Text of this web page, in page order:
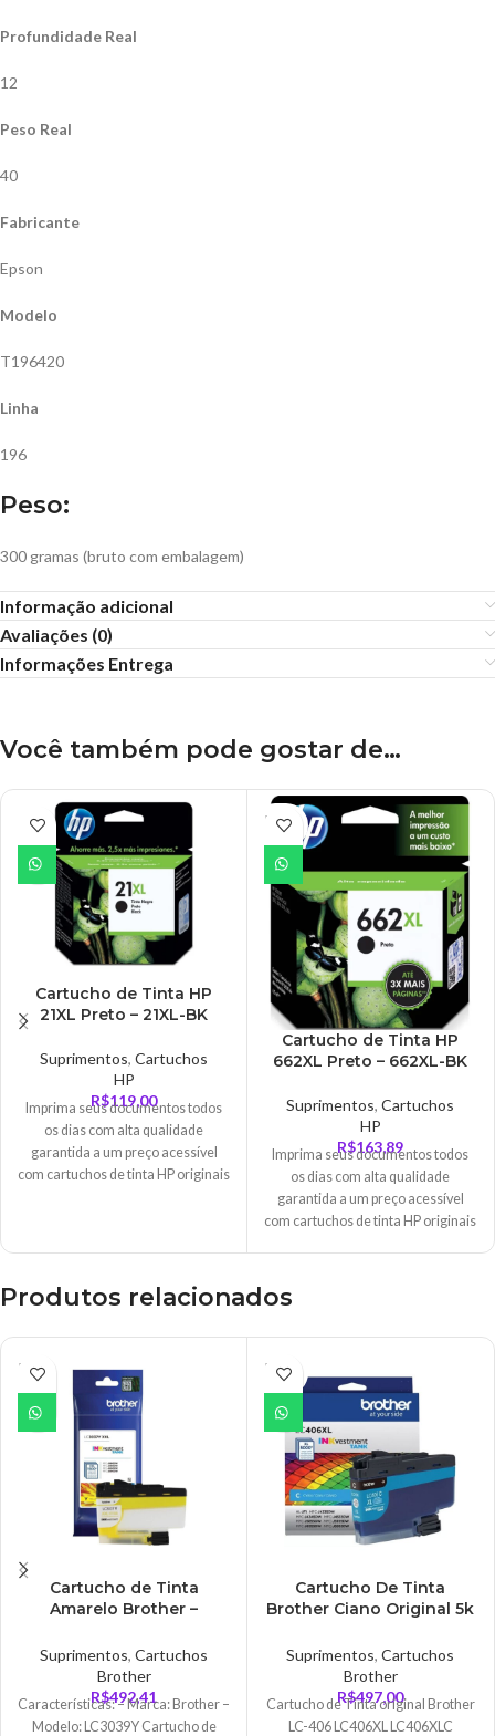
Profundidade Real
12
Peso Real
40
Fabricante
Epson
Modelo
T196420
Linha
196
Peso:
300 gramas (bruto com embalagem)
Informação adicional
Avaliações (0)
Informações Entrega
Você também pode gostar de…
Cartucho de Tinta HP
21XL Preto – 21XL-BK
Suprimentos, Cartuchos
HP
R$119,00
Imprima seus documentos todos
os dias com alta qualidade
garantida a um preço acessível
com cartuchos de tinta HP originais
resultados consistentes.
ESGO
TADO
Cartucho de Tinta HP
662XL Preto – 662XL-BK
Suprimentos, Cartuchos
HP
R$163,89
Imprima seus documentos todos
os dias com alta qualidade
garantida a um preço acessível
com cartuchos de tinta HP originais
desempenho sem preocupações e
Produtos relacionados
ESGO
TADO
Cartucho de Tinta
Amarelo Brother –
Suprimentos, Cartuchos
Brother
R$492,41
Características: – Marca: Brother –
Modelo: LC3039Y Cartucho de
ESGO
TADO
Cartucho De Tinta
Brother Ciano Original 5k
Suprimentos, Cartuchos
Brother
R$497,00
Cartucho de Tinta original Brother
LC-406 LC406XL LC406XLC